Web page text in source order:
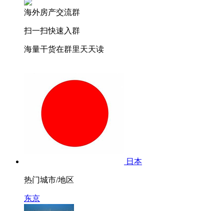
海外房产交流群
扫一扫快速入群
海量干货在群里天天读
日本
热门城市/地区
东京